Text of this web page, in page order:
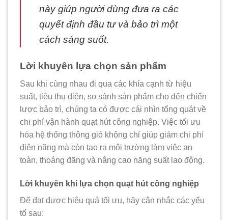
này giúp người dùng đưa ra các
quyết định đầu tư và bảo trì một
cách sáng suốt.
Lời khuyên lựa chọn sản phẩm
Sau khi cùng nhau đi qua các khía cạnh từ hiệu
suất, tiêu thụ điện, so sánh sản phẩm cho đến chiến
lược bảo trì, chúng ta có được cái nhìn tổng quát về
chi phí vận hành quạt hút công nghiệp. Việc tối ưu
hóa hệ thống thông gió không chỉ giúp giảm chi phí
điện năng mà còn tạo ra môi trường làm việc an
toàn, thoáng đãng và nâng cao năng suất lao động.
Lời khuyên khi lựa chọn quạt hút công nghiệp
Để đạt được hiệu quả tối ưu, hãy cân nhắc các yếu
tố sau: